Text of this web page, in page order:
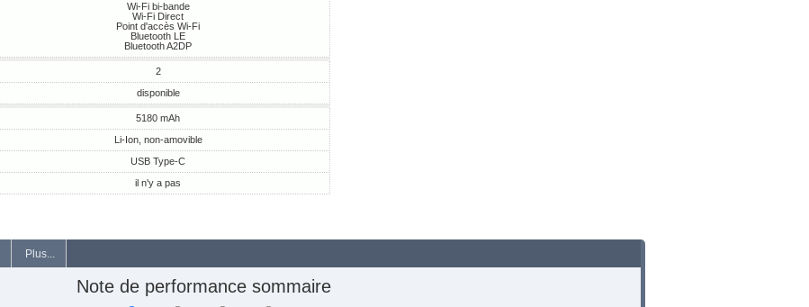
Wi-Fi bi-bande
Wi-Fi Direct
Point d'accès Wi-Fi
Bluetooth LE
Bluetooth A2DP
2
disponible
5180 mAh
Li-Ion, non-amovible
USB Type-C
il n'y a pas
Plus...
Note de performance sommaire